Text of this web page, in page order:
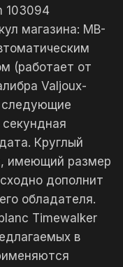
103094
магазина: MB-
(работает от
Valjoux-
следующие
Круглый
имеющий размер
дополнит
обладателя.
Timewalker
в